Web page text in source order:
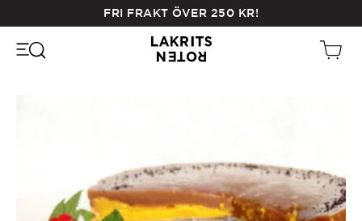
main
FRI FRAKT ÖVER 250 KR!